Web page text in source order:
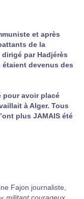
et après
de la
par Hadjérès
étaient devenus des
pour avoir placé
à Alger. Tous
plus JAMAIS été
Fajon journaliste,